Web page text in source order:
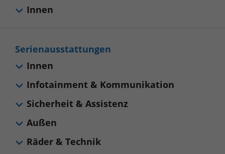
Serienausstattungen
Innen
Infotainment & Kommunikation
Sicherheit & Assistenz
Außen
Räder & Technik
Innen